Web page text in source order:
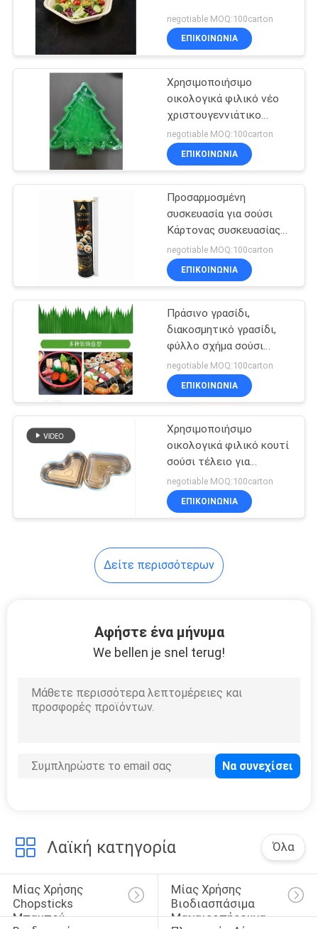
Καλάθι ατμοπλοίων
μπαμπού
Φρέσκα φύλλα
μπαμπού
μίας χρήσης
πλαστικό φλυτζάνι
Τσάντα εγγράφου
Διακοσμημένες με
χάντρες
οδοντογλυφίδες
ΣΧΑΡΩΝ
20
negotiable MOQ:100carton
ΕΠΙΚΟΙΝΩΝΙΑ
Χρησιμοποιήσιμο
οικολογικά φιλικό νέο
χριστουγεννιάτικο
δέντρο ιδανικό για
αποθήκευση και
εμφάνιση μπισκότων,
φρούτων, κουτί
σοκολάτας.
negotiable MOQ:100carton
ΕΠΙΚΟΙΝΩΝΙΑ
Προσαρμοσμένη
συσκευασία για σούσι
Κάρτονας συσκευασίας
σωλήνων χαρτιού
negotiable MOQ:100carton
ΕΠΙΚΟΙΝΩΝΙΑ
Πράσινο γρασίδι,
διακοσμητικό γρασίδι,
φύλλο σχήμα σούσι
γρασίδι, διακοσμητικό
γρασίδι για σούσι,
θαλασσινά, ψάρια,
negotiable MOQ:100carton
ΕΠΙΚΟΙΝΩΝΙΑ
Χρησιμοποιήσιμο
οικολογικά φιλικό κουτί
σούσι τέλειο για
μπισκότα Αποθήκευση
και εμφάνιση, κουτί
σούσι, κουτί φρούτων,
negotiable MOQ:100carton
ΕΠΙΚΟΙΝΩΝΙΑ
Δείτε περισσότερων
Αφήστε ένα μήνυμα
We bellen je snel terug!
Λαϊκή κατηγορία Όλα
Μίας Χρήσης
Chopsticks
Μπαμπού
Μίας Χρήσης
Βιοδιασπάσιμα
Μαχαιροπήρουνα